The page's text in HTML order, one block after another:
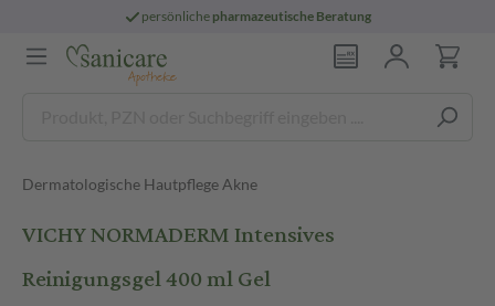
persönliche pharmazeutische Beratung
Dermatologische Hautpflege Akne
VICHY NORMADERM Intensives
Reinigungsgel 400 ml Gel